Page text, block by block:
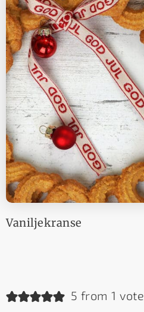
Vaniljekranse
5 from 1 vote